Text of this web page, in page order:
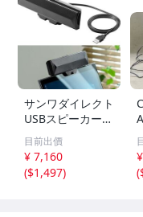
サンワダイレクト
USBスピーカー
サウンドバー ク
リップ式 自立可
能 コンパクト 6
W パッシブラジ
目前出價
¥ 7,160
($1,497)
(